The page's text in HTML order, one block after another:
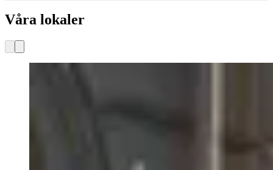
Våra lokaler